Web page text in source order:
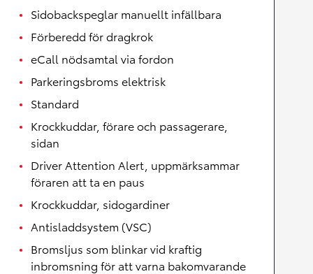
Sidobackspeglar manuellt infällbara
Förberedd för dragkrok
eCall nödsamtal via fordon
Parkeringsbroms elektrisk
Standard
Krockkuddar, förare och passagerare,
sidan
Driver Attention Alert, uppmärksammar
föraren att ta en paus
Krockkuddar, sidogardiner
Antisladdsystem (VSC)
Bromsljus som blinkar vid kraftig
inbromsning för att varna bakomvarande